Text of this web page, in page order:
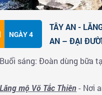
ăn tối tại nhà hàng và tự
đồ nướng và mua sắm
NGÀY 4
TÂY AN -
AN – ĐẠI
Buổi sáng: Đoàn dùng bữa
Lăng mộ Võ Tắc Thiên- Nơi